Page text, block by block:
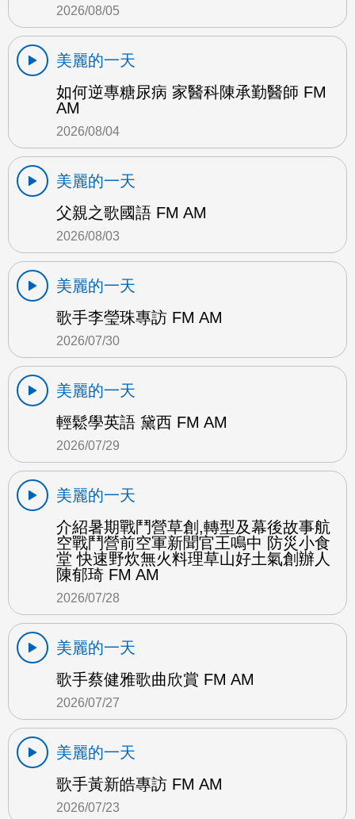
2026/08/05
美麗的一天
如何逆專糖尿病 家醫科陳承勤醫師 FM
AM
2026/08/04
美麗的一天
父親之歌國語 FM AM
2026/08/03
美麗的一天
歌手李瑩珠專訪 FM AM
2026/07/30
美麗的一天
輕鬆學英語 黛西 FM AM
2026/07/29
美麗的一天
介紹暑期戰鬥營草創,轉型及幕後故事航
空戰鬥營前空軍新聞官王鳴中 防災小食
堂 快速野炊無火料理草山好土氣創辦人
陳郁琦 FM AM
2026/07/28
美麗的一天
歌手蔡健雅歌曲欣賞 FM AM
2026/07/27
美麗的一天
歌手黃新皓專訪 FM AM
2026/07/23